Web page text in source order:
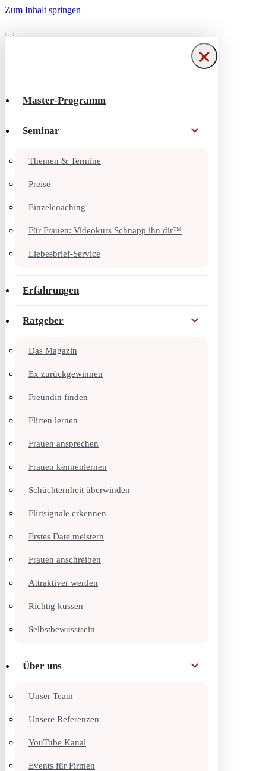
Zum Inhalt springen
Navigationsmenü
Navigationsmenü
Master-Programm
Seminar
Themen & Termine
Preise
Einzelcoaching
Für Frauen: Videokurs Schnapp ihn dir™
Liebesbrief-Service
Erfahrungen
Ratgeber
Das Magazin
Ex zurückgewinnen
Freundin finden
Flirten lernen
Frauen ansprechen
Frauen kennenlernen
Schüchternheit überwinden
Flirtsignale erkennen
Erstes Date meistern
Frauen anschreiben
Attraktiver werden
Richtig küssen
Selbstbewusstsein
Über uns
Unser Team
Unsere Referenzen
YouTube Kanal
Events für Firmen